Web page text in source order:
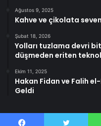
Ağustos 9, 2025
Kahve ve çikolata
Şubat 18, 2026
Yolları tuzlama devri
düşmeden eriten
Ekim 11, 2025
Hakan Fidan ve Falih
Geldi